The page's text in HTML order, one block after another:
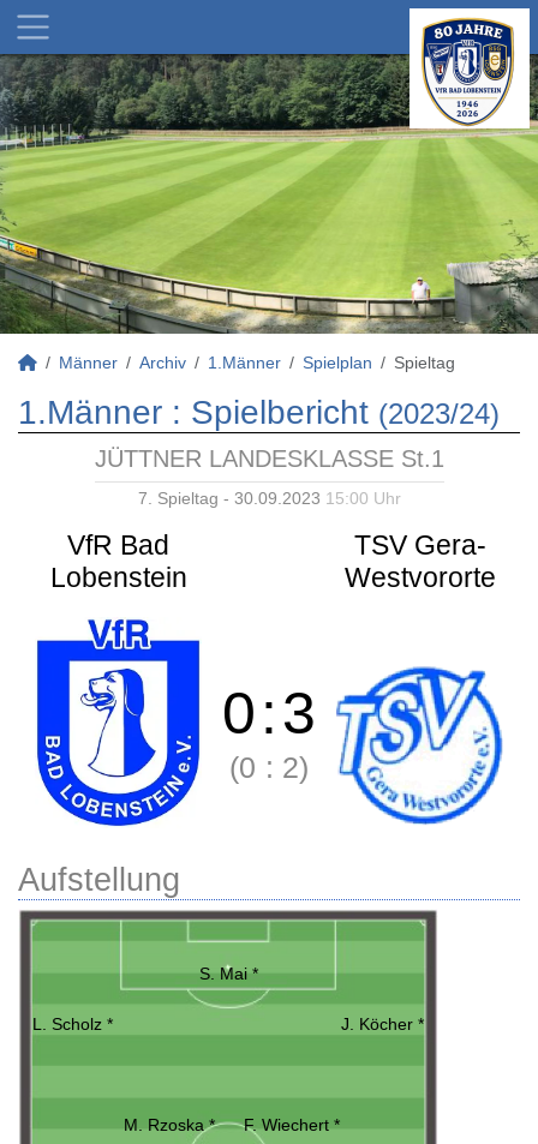
Männer Archiv 1.Männer Spielplan Spieltag
1.Männer : Spielbericht (2023/24)
JÜTTNER LANDESKLASSE St.1
7. Spieltag - 30.09.2023 15:00 Uhr
VfR Bad
Lobenstein
TSV Gera-
Westvororte
0:3
(0 : 2)
Aufstellung
S. Mai *
L. Scholz * J. Köcher *
M. Rzoska * F. Wiechert *